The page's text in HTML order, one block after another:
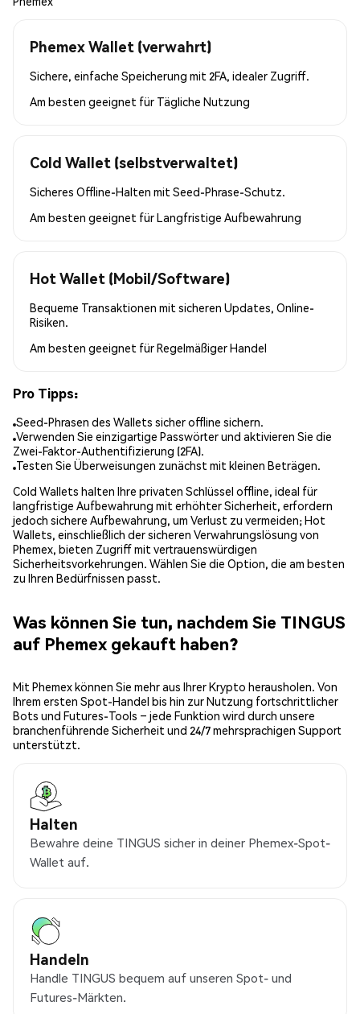
Phemex Wallet (verwahrt)
Sichere, einfache Speicherung mit 2FA, idealer Zugriff.
Am besten geeignet für Tägliche Nutzung
Cold Wallet (selbstverwaltet)
Sicheres Offline-Halten mit Seed-Phrase-Schutz.
Am besten geeignet fürLangfristige Aufbewahrung
Hot Wallet (Mobil/Software)
Bequeme Transaktionen mit sicheren Updates, Online-
Risiken.
Am besten geeignet fürRegelmäßiger Handel
Pro Tipps:
Seed-Phrasen des Wallets sicher offline sichern.
Verwenden Sie einzigartige Passwörter und aktivieren Sie die
Zwei-Faktor-Authentifizierung (2FA).
Testen Sie Überweisungen zunächst mit kleinen Beträgen.
Cold Wallets halten Ihre privaten Schlüssel offline, ideal für
langfristige Aufbewahrung mit erhöhter Sicherheit, erfordern
jedoch sichere Aufbewahrung, um Verlust zu vermeiden; Hot
Wallets, einschließlich der sicheren Verwahrungslösung von
Phemex, bieten Zugriff mit vertrauenswürdigen
Sicherheitsvorkehrungen. Wählen Sie die Option, die am besten
zu Ihren Bedürfnissen passt.
Was können Sie tun, nachdem Sie TINGUS
auf Phemex gekauft haben?
Mit Phemex können Sie mehr aus Ihrer Krypto herausholen. Von
Ihrem ersten Spot-Handel bis hin zur Nutzung fortschrittlicher
Bots und Futures-Tools – jede Funktion wird durch unsere
branchenführende Sicherheit und 24/7 mehrsprachigen Support
unterstützt.
Halten
Bewahre deine TINGUS sicher in deiner Phemex-Spot-
Wallet auf.
Handeln
Handle TINGUS bequem auf unseren Spot- und
Futures-Märkten.